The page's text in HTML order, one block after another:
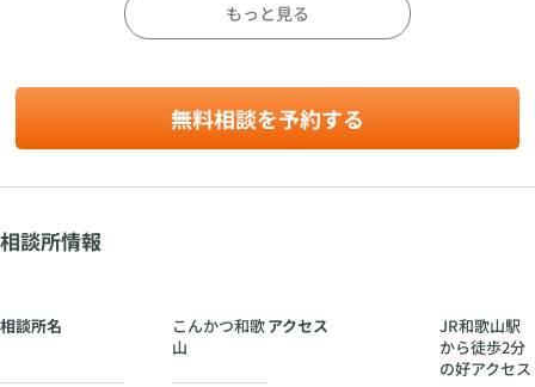
好
ア
セ
ス
和
歌
駅
か
ら
徒
ク
セ
もっと見る
無料相談を予約する
相談所情報
相談所名
こんかつ和歌
山
アクセス
JR和歌山駅
から徒歩2分
の好アクセス